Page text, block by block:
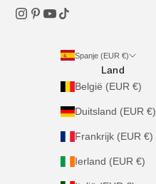
Spanje (EUR €)
Land
België (EUR €)
Duitsland (EUR €)
Frankrijk (EUR €)
Ierland (EUR €)